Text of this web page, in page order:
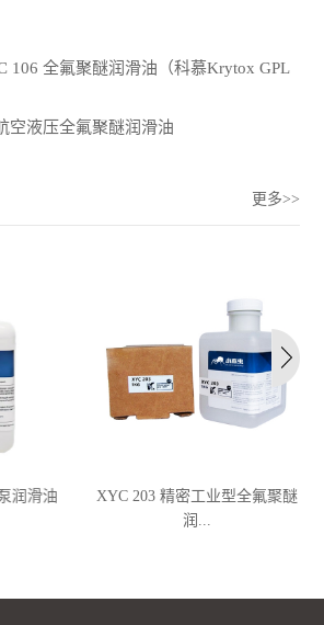
106 全氟聚醚润滑油（科慕Krytox GPL
空液压全氟聚醚润滑油
更多>>
润滑油
XYC 203 精密工业型全氟聚醚
润...